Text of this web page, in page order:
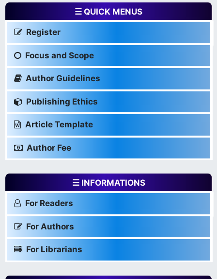
☰ QUICK MENUS
Register
Focus and Scope
Author Guidelines
Publishing Ethics
Article Template
Author Fee
☰ INFORMATIONS
For Readers
For Authors
For Librarians